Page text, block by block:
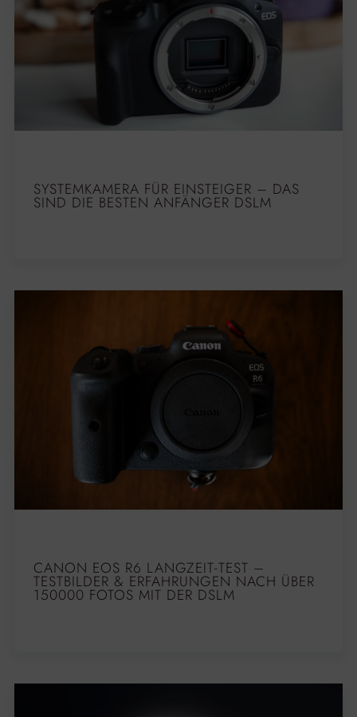
SYSTEMKAMERA FÜR EINSTEIGER – DAS
SIND DIE BESTEN ANFÄNGER DSLM
CANON EOS R6 LANGZEIT-TEST –
TESTBILDER & ERFAHRUNGEN NACH ÜBER
150000 FOTOS MIT DER DSLM